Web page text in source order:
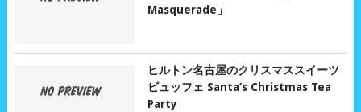
Masquerade」
ヒルトン名古屋のクリスマススイーツ
ビュッフェ Santa’s Christmas Tea
Party